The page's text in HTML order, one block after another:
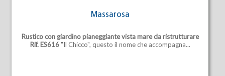
Massarosa
Rustico con giardino pianeggiante vista mare da ristrutturare
Rif. ES616"Il Chicco", questo il nome che accompagna...